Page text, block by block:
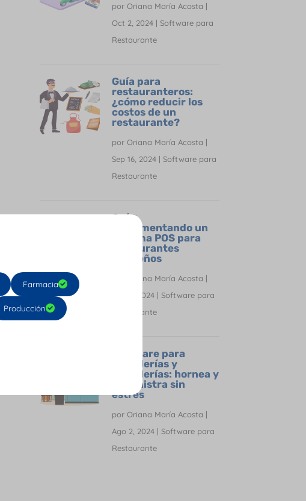
por Oriana María Acosta |
Oct 2, 2024| Software para
Restaurante
Guía para
restauranteros:
¿cómo reducir los
costos de un
restaurante?
por Oriana María Acosta |
Sep 16, 2024| Software para
Restaurante
Guía:
implementando un
sistema POS para
restaurantes
pequeños
Oriana María Acosta |
Ago 2, 2024| Software para
Restaurante
Software para
panaderías y
pastelerías: hornea y
administra sin
estrés
por Oriana María Acosta |
Ago 2, 2024| Software para
Restaurante
Farmacia
Producción